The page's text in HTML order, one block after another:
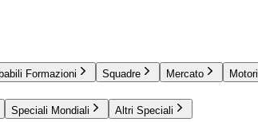
Formazioni Squadre Mercato Motori
Speciali Mondiali Altri Speciali